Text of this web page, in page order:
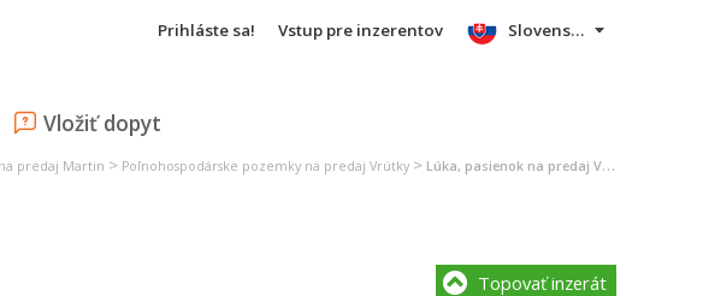
Prihláste sa! Vstup pre inzerentov
Vložiť dopyt
Slovensky
predaj Martin > Poľnohospodárske pozemky na predaj Vrútky > Lúka, pasienok na predaj Vrútky
Topovať inzerát